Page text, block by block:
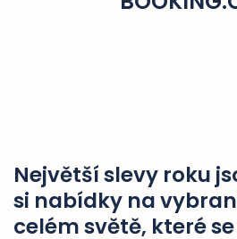
Největší slevy roku
si nabídky na
celém světě, které